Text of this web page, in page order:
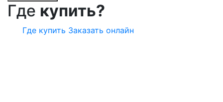
Где купить?
Где купить Заказать онлайн